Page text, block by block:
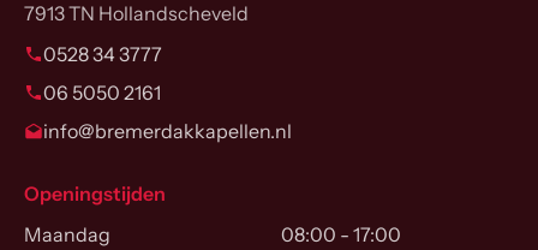
7913 TN Hollandscheveld
0528 34 3777
06 5050 2161
info@bremerdakkapellen.nl
Openingstijden
Maandag
08:00 - 17:00